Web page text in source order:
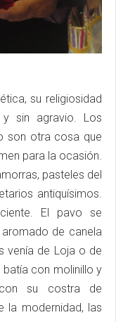
su religiosidad
sin agravio. Los
son otra cosa que
para la ocasión.
pasteles del
antiquísimos.
El pavo se
de canela
venía de Loja o de
con molinillo y
su costra de
la modernidad, las